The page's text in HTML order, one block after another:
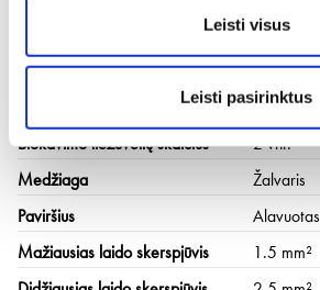
Leisti visus
Leisti pasirinktus
skerspjūvis
3.5 mm
Blokavimo liežuvėlių skaičius 2 vnt.
Medžiaga Žalvaris
Paviršius Alavuotas
Mažiausias laido skerspjūvis 1.5 mm²